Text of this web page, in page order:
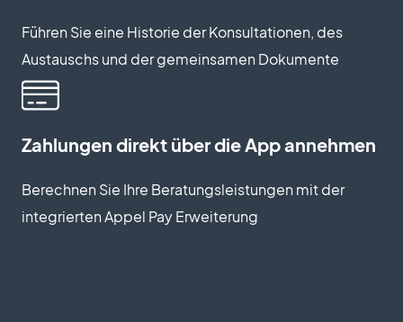
Führen Sie eine Historie der Konsultationen, des
Austauschs und der gemeinsamen Dokumente
Zahlungen direkt über die App annehmen
Berechnen Sie Ihre Beratungsleistungen mit der
integrierten Appel Pay Erweiterung